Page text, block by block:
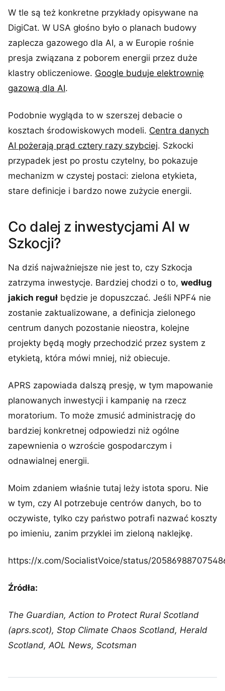
W tle są też konkretne przykłady opisywane na
DigiCat. W USA głośno było o planach budowy
zaplecza gazowego dla AI, a w Europie rośnie
presja związana z poborem energii przez duże
klastry obliczeniowe. Google buduje elektrownię
gazową dla AI.
Podobnie wygląda to w szerszej debacie o
kosztach środowiskowych modeli. Centra danych
AI pożerają prąd cztery razy szybciej. Szkocki
przypadek jest po prostu czytelny, bo pokazuje
mechanizm w czystej postaci: zielona etykieta,
stare definicje i bardzo nowe zużycie energii.
Co dalej z inwestycjami AI w
Szkocji?
Na dziś najważniejsze nie jest to, czy Szkocja
zatrzyma inwestycje. Bardziej chodzi o to, według
jakich reguł będzie je dopuszczać. Jeśli NPF4 nie
zostanie zaktualizowane, a definicja zielonego
centrum danych pozostanie nieostra, kolejne
projekty będą mogły przechodzić przez system z
etykietą, która mówi mniej, niż obiecuje.
APRS zapowiada dalszą presję, w tym mapowanie
planowanych inwestycji i kampanię na rzecz
moratorium. To może zmusić administrację do
bardziej konkretnej odpowiedzi niż ogólne
zapewnienia o wzroście gospodarczym i
odnawialnej energii.
Moim zdaniem właśnie tutaj leży istota sporu. Nie
w tym, czy AI potrzebuje centrów danych, bo to
oczywiste, tylko czy państwo potrafi nazwać koszty
po imieniu, zanim przyklei im zieloną naklejkę.
https://x.com/SocialistVoice/status/
Źródła:
The Guardian, Action to Protect Rural Scotland
(aprs.scot), Stop Climate Chaos Scotland, Herald
Scotland, AOL News, Scotsman